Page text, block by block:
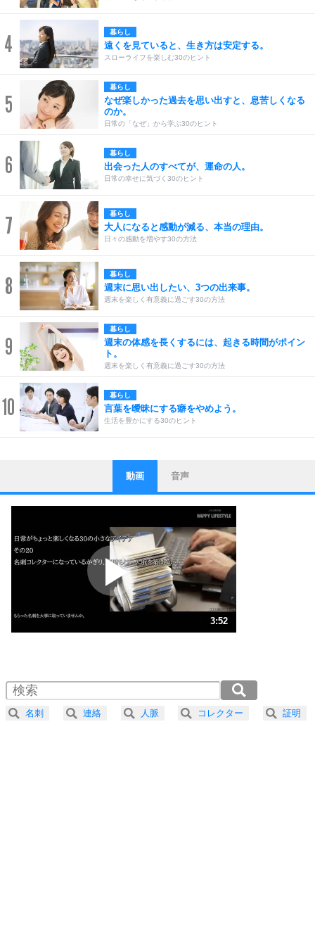
4 暮らし
遠くを見ていると、生き方は安定する。
スローライフを楽しむ30のヒント
5
暮らし
なぜ楽しかった過去を思い出すと、息苦しくなる
のか。
日常の「なぜ」から学ぶ30のヒント
6 暮らし
出会った人のすべてが、運命の人。
日常の幸せに気づく30のヒント
7 暮らし
大人になると感動が減る、本当の理由。
日々の感動を増やす30の方法
8 暮らし
週末に思い出したい、3つの出来事。
週末を楽しく有意義に過ごす30の方法
9
暮らし
週末の体感を長くするには、起きる時間がポイン
ト。
週末を楽しく有意義に過ごす30の方法
10 暮らし
言葉を曖昧にする癖をやめよう。
生活を豊かにする30のヒント
1
ストレス対策
他人と比べない。
いっそのこと、他人を見ない。
いらいらしない人になる30の方法
プラス思考
ポジティブになれない原因は、行動しないから。
ポジティブ思考になる30の方法
ストレス対策
人生、なんとかなるもの。
気楽に生きる30の方法
4 器の大きい人は、怒りを優しさで表現する。
プラス思考
動画 音声
3:52
2.0倍速 （455KB 1分56秒）
2.5倍速 （364KB 1分33秒）
3.0倍速 （304KB 1分17秒）
名刺 連絡 人脈 コレクター 証明